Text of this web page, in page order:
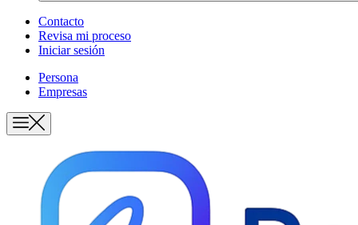
Contacto
Revisa mi proceso
Iniciar sesión
Persona
Empresas